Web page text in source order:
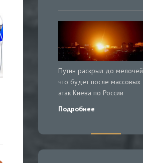
Путин раскрыл до мелочей,
что будет после массовых
атак Киева по России
Подробнее